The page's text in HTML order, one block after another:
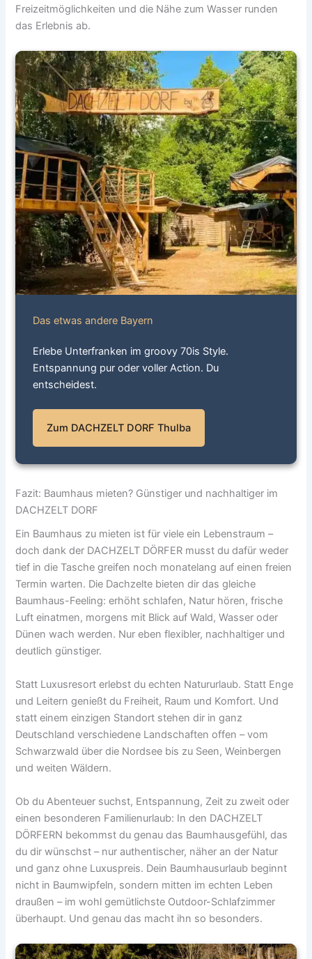
Freizeitmöglichkeiten und die Nähe zum Wasser runden
das Erlebnis ab.
Das etwas andere Bayern
Erlebe Unterfranken im groovy 70is Style.
Entspannung pur oder voller Action. Du
entscheidest.
Zum DACHZELT DORF Thulba
Fazit: Baumhaus mieten? Günstiger und nachhaltiger im
DACHZELT DORF
Ein Baumhaus zu mieten ist für viele ein Lebenstraum –
doch dank der DACHZELT DÖRFER musst du dafür weder
tief in die Tasche greifen noch monatelang auf einen freien
Termin warten. Die Dachzelte bieten dir das gleiche
Baumhaus-Feeling: erhöht schlafen, Natur hören, frische
Luft einatmen, morgens mit Blick auf Wald, Wasser oder
Dünen wach werden. Nur eben flexibler, nachhaltiger und
deutlich günstiger.
Statt Luxusresort erlebst du echten Natururlaub. Statt Enge
und Leitern genießt du Freiheit, Raum und Komfort. Und
statt einem einzigen Standort stehen dir in ganz
Deutschland verschiedene Landschaften offen – vom
Schwarzwald über die Nordsee bis zu Seen, Weinbergen
und weiten Wäldern.
Ob du Abenteuer suchst, Entspannung, Zeit zu zweit oder
einen besonderen Familienurlaub: In den DACHZELT
DÖRFERN bekommst du genau das Baumhausgefühl, das
du dir wünschst – nur authentischer, näher an der Natur
und ganz ohne Luxuspreis. Dein Baumhausurlaub beginnt
nicht in Baumwipfeln, sondern mitten im echten Leben
draußen – im wohl gemütlichste Outdoor-Schlafzimmer
überhaupt. Und genau das macht ihn so besonders.